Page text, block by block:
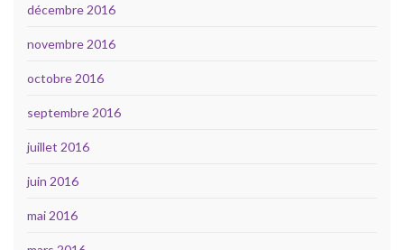
décembre 2016
novembre 2016
octobre 2016
septembre 2016
juillet 2016
juin 2016
mai 2016